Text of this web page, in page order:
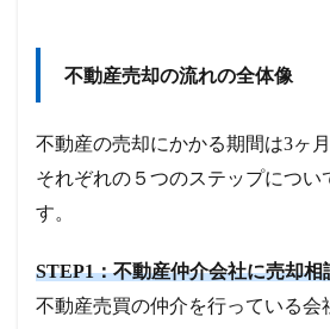
不動産売却の流れの全体像
不動産の売却にかかる期間は3ヶ
それぞれの５つのステップについ
す。
STEP1：不動産仲介会社に売却相
不動産売買の仲介を行っている会